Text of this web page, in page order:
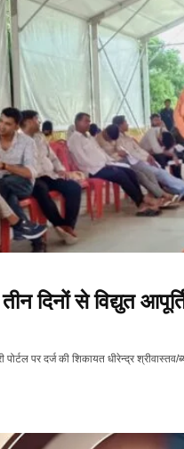
दिनों से विद्युत
पोर्टल पर दर्ज की शिकायत धीरेन्द्र